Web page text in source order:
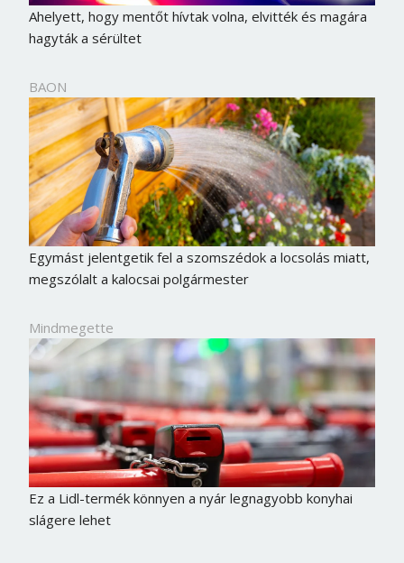
Ahelyett, hogy mentőt hívtak volna, elvitték és magára
hagyták a sérültet
BAON
Egymást jelentgetik fel a szomszédok a locsolás miatt,
megszólalt a kalocsai polgármester
Mindmegette
Ez a Lidl-termék könnyen a nyár legnagyobb konyhai
slágere lehet